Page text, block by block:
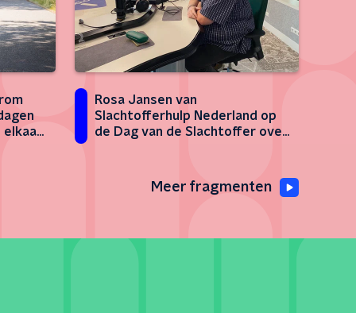
elkaar
Rosa Jansen van
Slachtofferhulp Nederland op
de Dag van de Slachtoffer over
Meer fragmenten